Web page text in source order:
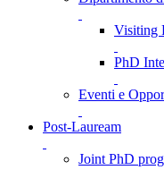
Visiting
PhD
Eventi e
Post-Lauream
Joint PhD